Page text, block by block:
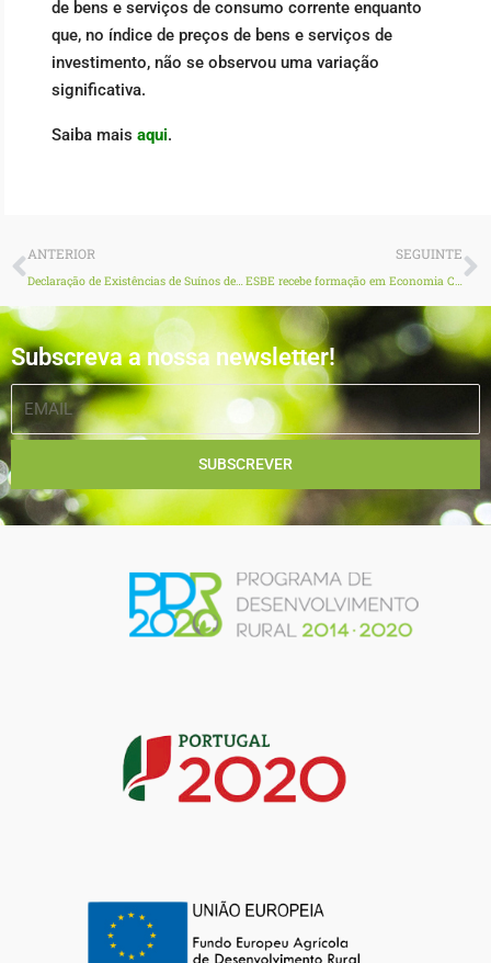
de bens e serviços de consumo corrente enquanto
que, no índice de preços de bens e serviços de
investimento, não se observou uma variação
significativa.
Saiba mais aqui.
Prev
ANTERIOR
Declaração de Existências de Suínos decorre durante o mês de abril
SEGUINTE
ESBE recebe formação em Economia Circular na área da Biomassa
Subscreva a nossa newsletter!
EMAIL
SUBSCREVER